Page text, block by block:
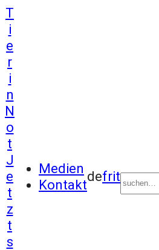
T
i
e
r
i
n
N
o
t
J
e
t
z
t
s
Medien
Kontakt
defrit